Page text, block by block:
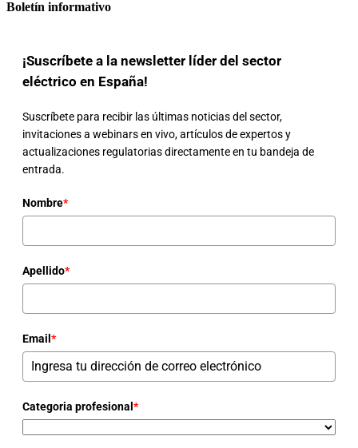
Boletín informativo
¡Suscríbete a la newsletter líder del sector
eléctrico en España!
Suscríbete para recibir las últimas noticias del sector,
invitaciones a webinars en vivo, artículos de expertos y
actualizaciones regulatorias directamente en tu bandeja de
entrada.
Nombre*
Apellido*
Email *
Categoria profesional *